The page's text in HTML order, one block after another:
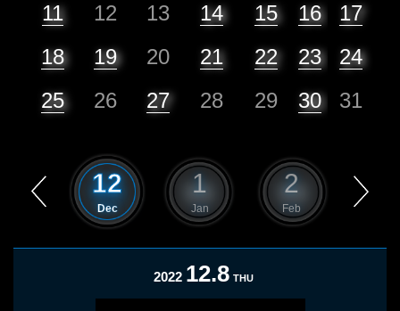
11
12 13 14 15 16
17
18
19 20 21 22 23
24
25
26 27 28 29 30 31
12
Dec
1
Jan
2
Feb
2022 12.8 THU